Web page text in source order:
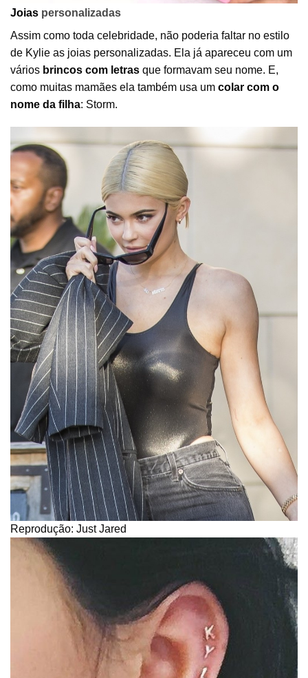
Joias personalizadas
Assim como toda celebridade, não poderia faltar no estilo
de Kylie as joias personalizadas. Ela já apareceu com um
vários brincos com letras que formavam seu nome. E,
como muitas mamães ela também usa um colar com o
nome da filha: Storm.
Reprodução: Just Jared